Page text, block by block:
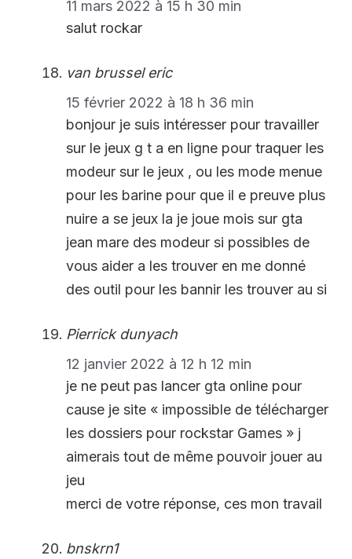
11 mars 2022 à 15 h 30 min
salut rockar
van brussel eric
15 février 2022 à 18 h 36 min
bonjour je suis intéresser pour travailler
sur le jeux g t a en ligne pour traquer les
modeur sur le jeux , ou les mode menue
pour les barine pour que il e preuve plus
nuire a se jeux la je joue mois sur gta
jean mare des modeur si possibles de
vous aider a les trouver en me donné
des outil pour les bannir les trouver au si
Pierrick dunyach
12 janvier 2022 à 12 h 12 min
je ne peut pas lancer gta online pour
cause je site « impossible de télécharger
les dossiers pour rockstar Games » j
aimerais tout de même pouvoir jouer au
jeu
merci de votre réponse, ces mon travail
bnskrn1